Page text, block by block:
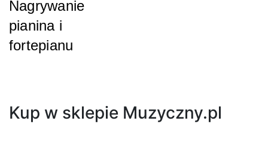
Nagrywanie
pianina i
fortepianu
Kup w sklepie Muzyczny.pl